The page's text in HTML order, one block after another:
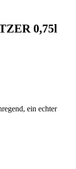
0,75l
ein echter